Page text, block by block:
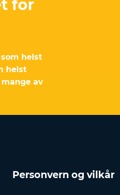
for
helst
helst
av
Personvern og vilkår